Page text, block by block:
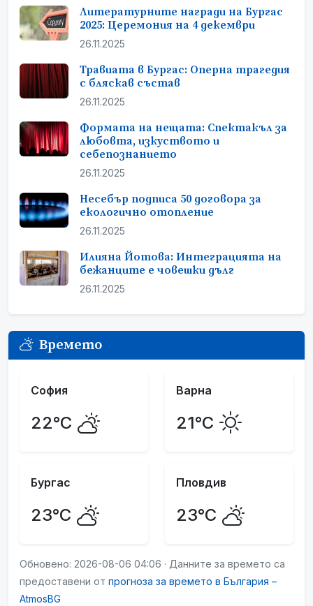
Литературните награди на Бургас
2025: Церемония на 4 декември
26.11.2025
Травиата в Бургас: Оперна трагедия
с бляскав състав
26.11.2025
Формата на нещата: Спектакъл за
любовта, изкуството и
себепознанието
26.11.2025
Несебър подписа 50 договора за
екологично отопление
26.11.2025
Илияна Йотова: Интеграцията на
бежанците е човешки дълг
26.11.2025
Времето
София
22°C
Варна
21°C
Бургас
23°C
Пловдив
23°C
Обновено: 2026-08-06 04:06 · Данните за времето са
предоставени от прогноза за времето в България –
AtmosBG